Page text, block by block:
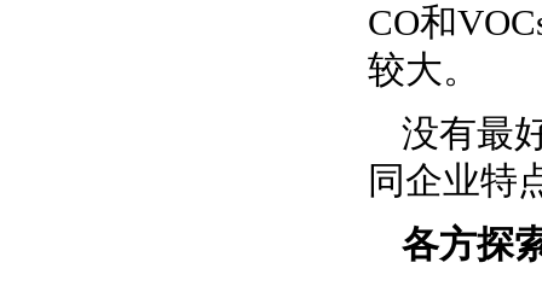
CO和
较大。
没有最
同企业特
各方探